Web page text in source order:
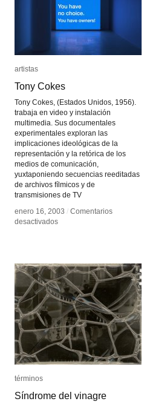
artistas
Tony Cokes
Tony Cokes, (Estados Unidos, 1956).
trabaja en video y instalación
multimedia. Sus documentales
experimentales exploran las
implicaciones ideológicas de la
representación y la retórica de los
medios de comunicación,
yuxtaponiendo secuencias reeditadas
de archivos fílmicos y de
transmisiones de TV
enero 16, 2003 / Comentarios
desactivadosen
artistas
Tony Cokes
enero 16, 2003 / Comentarios
desactivadosen
términos
Síndrome del vinagre
términos
Síndrome del vinagre